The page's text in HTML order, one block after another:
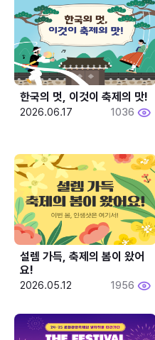
한국의 멋, 이것이 축제의 맛!
2026.06.17 1036
설렘 가득, 축제의 봄이 왔어
요!
2026.05.12 1956